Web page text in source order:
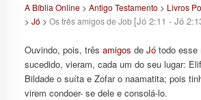
A Bíblia Online> Antigo Testamento > Livros
> Jó > Os três amigos de Job [Jó 2:11 - Jó
Ouvindo, pois, três amigos de Jótodo esse
sucedido, vieram, cada um do seu lugar:
Bildade o suíta e Zofar o naamatita; pois
virem condoer- se dele e consolá-lo.